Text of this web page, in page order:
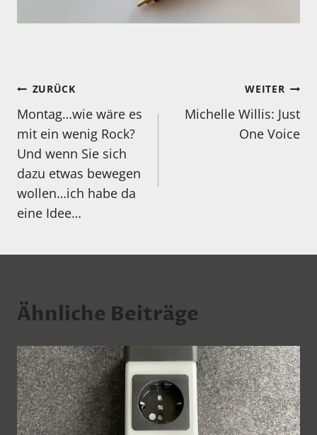
Beitragsnavigation
ZURÜCK
Montag…wie wäre es
mit ein wenig Rock?
Und wenn Sie sich
dazu etwas bewegen
wollen…ich habe da
eine Idee…
WEITER
Michelle Willis: Just
One Voice
Ähnliche Beiträge